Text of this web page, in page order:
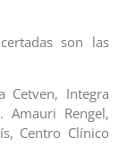
son las
Cetven, Integra
Amauri Rengel,
Centro Clínico